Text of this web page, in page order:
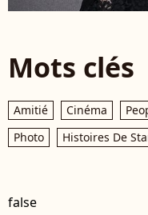
Mots clés
Amitié Cinéma
Photo
Histoires De
false